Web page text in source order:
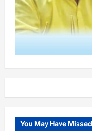
You May Have Missed